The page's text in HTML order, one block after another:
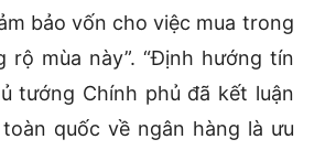
bảo vốn cho việc mua trong
rộ mùa này”. “Định hướng tín
tướng Chính phủ đã kết luận
quốc về ngân hàng là ưu